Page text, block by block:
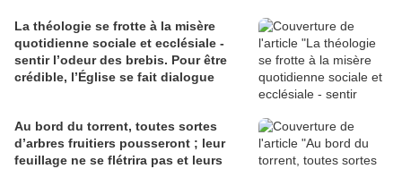
La théologie se frotte à la misère
quotidienne sociale et ecclésiale -
sentir l’odeur des brebis. Pour être
crédible, l’Église se fait dialogue
Au bord du torrent, toutes sortes
d’arbres fruitiers pousseront ; leur
feuillage ne se flétrira pas et leurs